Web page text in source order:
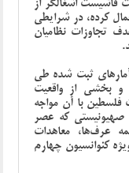
کرده، در شرایطی
تجاوزات نظامیان
ثبت ‌شده طی
و بخشی از واقعیت
با آن مواجه
صهیونیستی که عصر
عرف‌ها، معاهدات
کنوانسیون چهارم